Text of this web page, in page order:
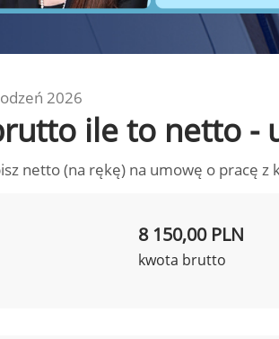
2026
ile to netto -
netto (na rękę) na umowę o pracę z
8 150,00 PLN
kwota brutto